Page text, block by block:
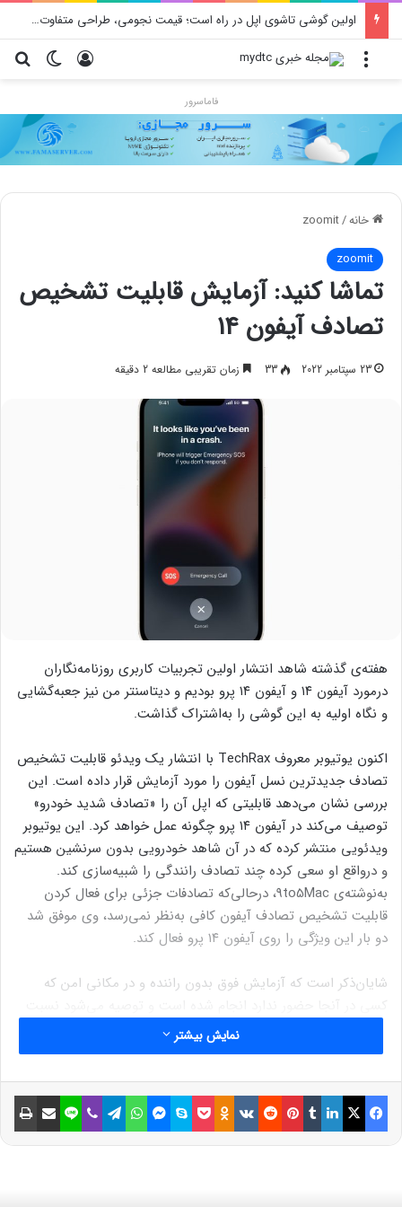
اولین گوشی تاشوی اپل در راه است؛ قیمت نجومی، طراحی متفاوت و زمان رونمایی احتمالی
تغییر ورود منو
فاماسرور
خانه/
zoomit
zoomit
تماشا کنید: آزمایش قابلیت تشخیص
تصادف آیفون ۱۴
23 سپتامبر 2022 33 زمان تقریبی مطالعه 2 دقیقه
هفته‌ی گذشته شاهد انتشار اولین تجربیات کاربری روزنامه‌نگاران
درمورد آیفون ۱۴ و آیفون ۱۴ پرو بودیم و دیتاسنتر من نیز جعبه‌گشایی
و نگاه اولیه به این گوشی را به‌اشتراک گذاشت.
اکنون یوتیوبر معروف TechRax با انتشار یک ویدئو قابلیت تشخیص
تصادف جدیدترین نسل آیفون را مورد آزمایش قرار داده است. این
بررسی نشان می‌دهد قابلیتی که اپل آن را «تصادف شدید خودرو»
توصیف می‌کند در آیفون ۱۴ پرو چگونه عمل خواهد کرد. این یوتیوبر
ویدئویی منتشر کرده که در آن شاهد خودرویی بدون سرنشین هستیم
و درواقع او سعی کرده چند تصادف رانندگی را شبیه‌سازی کند.
به‌نوشته‌ی 9to5Mac، درحالی‌که تصادفات جزئی برای فعال کردن
قابلیت تشخیص تصادف آیفون کافی به‌نظر نمی‌رسد، وی موفق شد
دو بار این ویژگی را روی آیفون ۱۴ پرو فعال کند.
شایان‌ذکر است که آزمایش فوق بدون راننده و در مکانی امن که
به تکرار آن جداً خودداری کنید.
واچ سری ۸، اپل واچ SE 2 و اپل واچ اولترا است که در ادامه
توضیحات اپل را درمورد آن مرور می‌کنیم:
نمایش بیشتر
فیسبوک ایکس لینکداین تامبلر پینتریست Reddit
VKontakte
Odnoklassniki پاکت اسکایپ مسنجر واتس آپ تلگرام وایبر لاین اشتراک گذاری با ایمیل